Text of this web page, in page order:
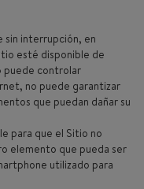
sin interrupción, en
esté disponible de
puede controlar
no puede garantizar
que puedan dañar su
para que el Sitio no
elemento que pueda ser
utilizado para